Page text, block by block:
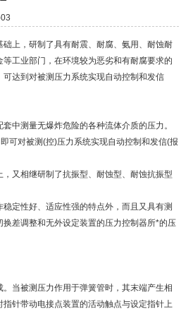
上，研制了具有耐震、耐腐、氨用、耐蚀耐
工业部门，在环境较为恶劣和有耐腐要求的
达到对被测压力系统实现自动控制和发信
中测量无爆炸危险的各种流体介质的压力。
可对被测(控)压力系统实现自动控制和发信(报
又相继研制了抗振型、耐蚀型、耐蚀抗振型
性好、适应性强的特点外，而且又具有测
差调整和无外设定装置的压力控制器所*的压
当被测压力作用于弹簧管时，其末端产生相
针带动电接点装置的活动触点与设定指针上